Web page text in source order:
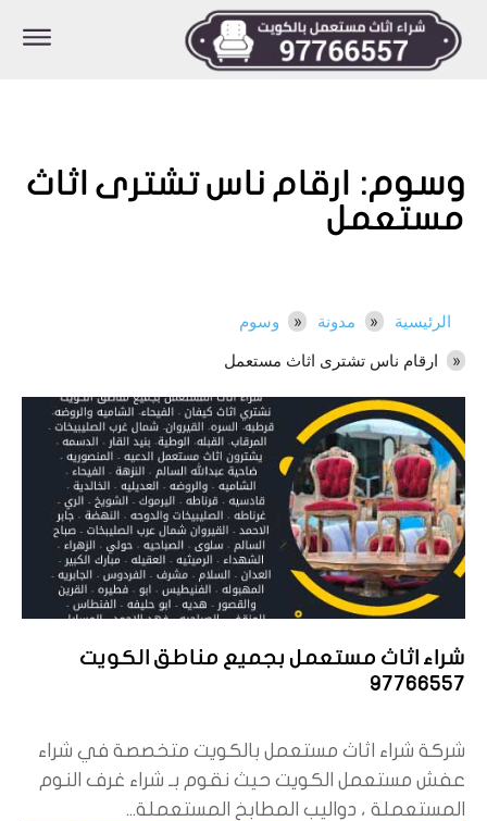
وسوم: ارقام ناس تشترى اثاث
مستعمل
الرئيسية مدونة
وسوم
ارقام ناس تشترى اثاث مستعمل
شراء اثاث مستعمل بجميع مناطق الكويت
97766557
شركة شراء اثاث مستعمل بالكويت متخصصة في شراء
عفش مستعمل الكويت حيث نقوم بـ شراء غرف النوم
المستعملة ، دواليب المطابخ المستعملة...